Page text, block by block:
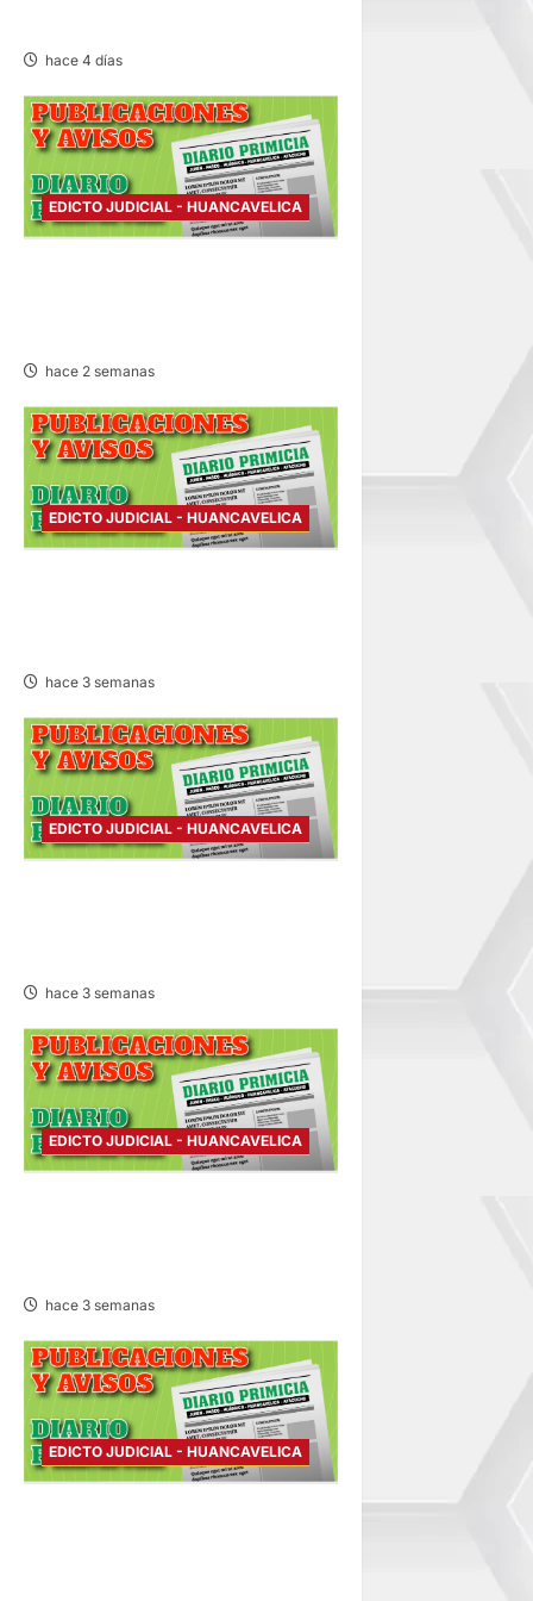
hace 4 días
EDICTO JUDICIAL - HUANCAVELICA
hace 2 semanas
EDICTO JUDICIAL - HUANCAVELICA
hace 3 semanas
EDICTO JUDICIAL - HUANCAVELICA
hace 3 semanas
EDICTO JUDICIAL - HUANCAVELICA
hace 3 semanas
EDICTO JUDICIAL - HUANCAVELICA